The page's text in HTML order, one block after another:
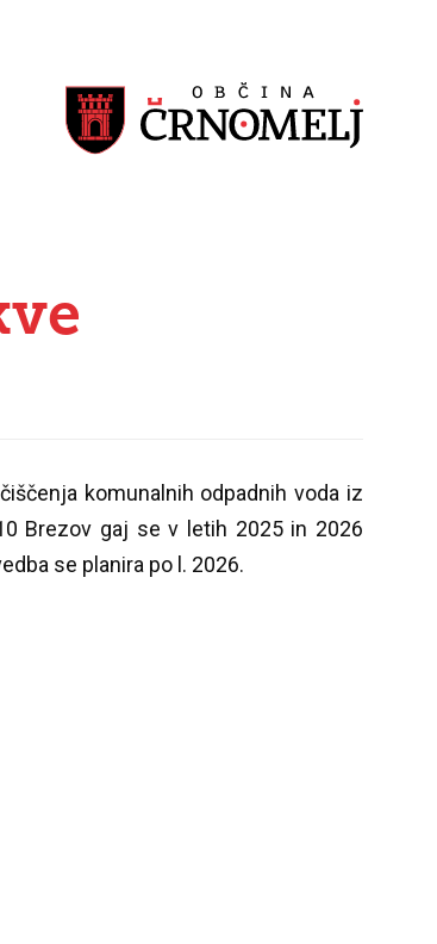
komunalnih odpadnih voda iz
Brezov gaj se v letih 2025 in 2026
se planira po l. 2026.